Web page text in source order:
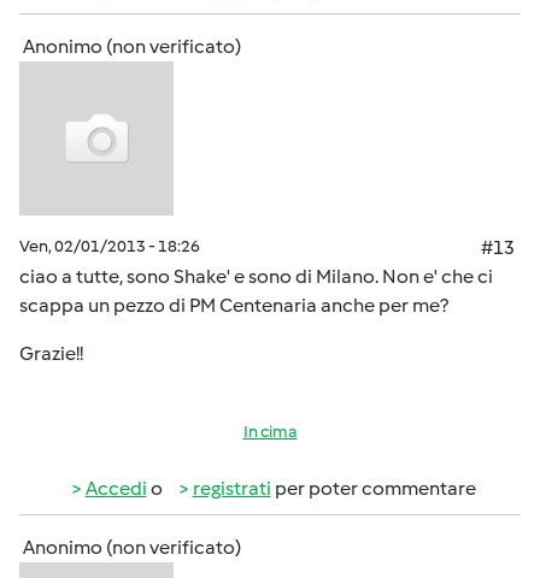
Anonimo (non verificato)
Ven, 02/01/2013 - 18:26
#13
ciao a tutte, sono Shake' e sono di Milano. Non e' che ci
scappa un pezzo di PM Centenaria anche per me?
Grazie!!
In cima
Accedi o registrati per poter commentare
Anonimo (non verificato)